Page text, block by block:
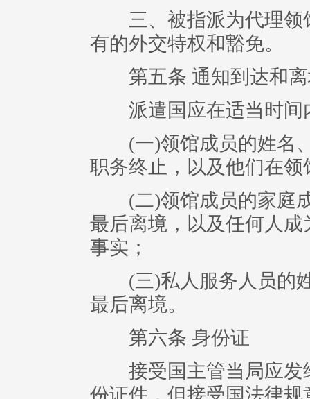
三、被指派为代理领
有的外交特权和豁免。
第五条 通知到达和离
派遣国应在适当时间
(一)领馆成员的姓名、
职务终止，以及他们在
(二)领馆成员的家庭成
最后离境，以及任何人
事实；
(三)私人服务人员的姓
最后离境。
第六条 身份证
接受国主管当局应发
份证件，但接受国法律